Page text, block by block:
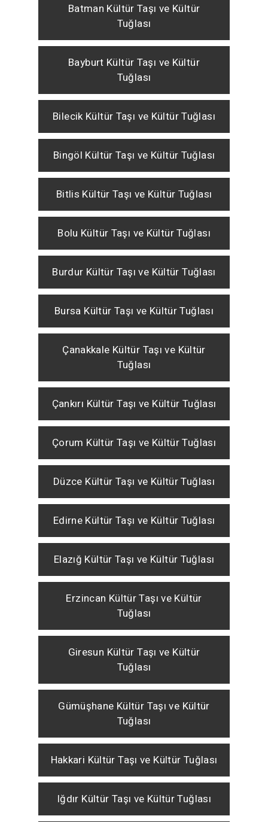
Batman Kültür Taşı ve Kültür
Tuğlası
Bayburt Kültür Taşı ve Kültür
Tuğlası
Bilecik Kültür Taşı ve Kültür Tuğlası
Bingöl Kültür Taşı ve Kültür Tuğlası
Bitlis Kültür Taşı ve Kültür Tuğlası
Bolu Kültür Taşı ve Kültür Tuğlası
Burdur Kültür Taşı ve Kültür Tuğlası
Bursa Kültür Taşı ve Kültür Tuğlası
Çanakkale Kültür Taşı ve Kültür
Tuğlası
Çankırı Kültür Taşı ve Kültür Tuğlası
Çorum Kültür Taşı ve Kültür Tuğlası
Düzce Kültür Taşı ve Kültür Tuğlası
Edirne Kültür Taşı ve Kültür Tuğlası
Elazığ Kültür Taşı ve Kültür Tuğlası
Erzincan Kültür Taşı ve Kültür
Tuğlası
Giresun Kültür Taşı ve Kültür
Tuğlası
Gümüşhane Kültür Taşı ve Kültür
Tuğlası
Hakkari Kültür Taşı ve Kültür Tuğlası
Iğdır Kültür Taşı ve Kültür Tuğlası